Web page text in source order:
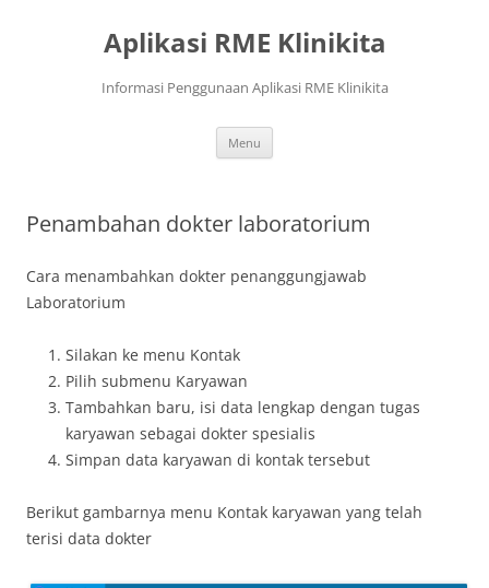
Aplikasi RME Klinikita
Informasi Penggunaan Aplikasi RME Klinikita
Menu
Penambahan dokter laboratorium
Cara menambahkan dokter penanggungjawab
Laboratorium
Silakan ke menu Kontak
Pilih submenu Karyawan
Tambahkan baru, isi data lengkap dengan tugas
karyawan sebagai dokter spesialis
Simpan data karyawan di kontak tersebut
Berikut gambarnya menu Kontak karyawan yang telah
terisi data dokter